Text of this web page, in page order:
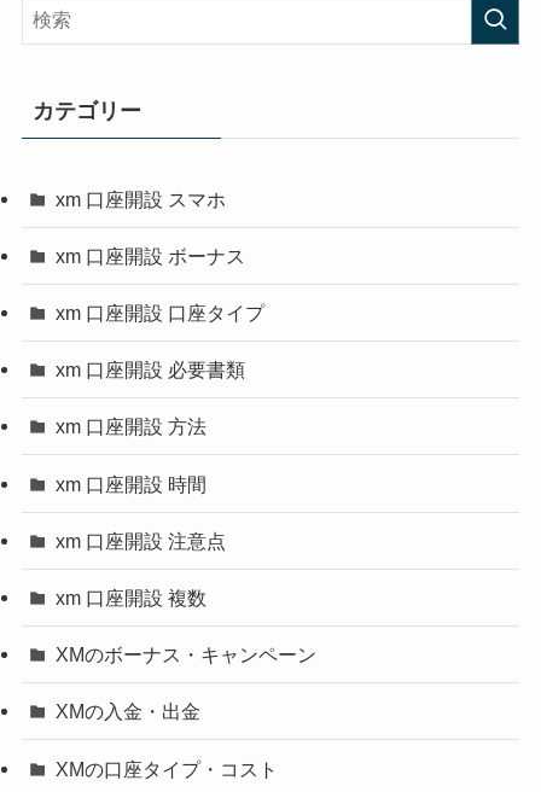
カテゴリー
xm 口座開設 スマホ
xm 口座開設 ボーナス
xm 口座開設 口座タイプ
xm 口座開設 必要書類
xm 口座開設 方法
xm 口座開設 時間
xm 口座開設 注意点
xm 口座開設 複数
XMのボーナス・キャンペーン
XMの入金・出金
XMの口座タイプ・コスト